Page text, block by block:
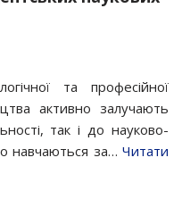
та професійної
активно залучають
так і до науково-
навчаються за… Читати